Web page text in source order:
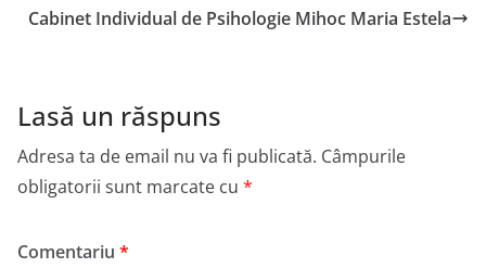
Cabinet Individual de Psihologie Mihoc Maria Estela
Lasă un răspuns
Adresa ta de email nu va fi publicată. Câmpurile
obligatorii sunt marcate cu *
Comentariu *